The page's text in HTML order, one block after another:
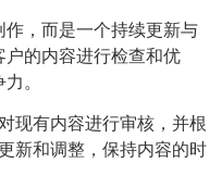
，而是一个持续更新与
的内容进行检查和优
。
现有内容进行审核，并根
新和调整，保持内容的时